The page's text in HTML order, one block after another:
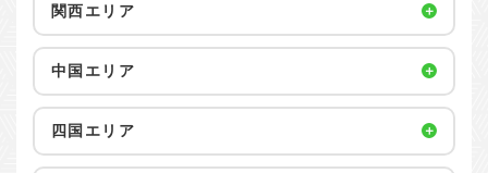
関西エリア
中国エリア
四国エリア